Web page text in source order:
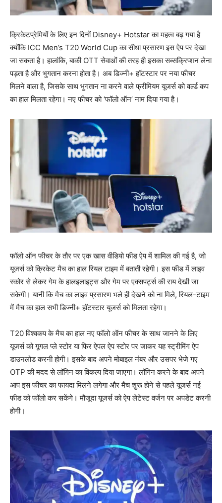
क्रिकेटप्रेमियों के लिए इन दिनों Disney+ Hotstar का महत्व बढ़ गया है
क्योंकि ICC Men’s T20 World Cup का सीधा प्रसारण इस ऐप पर देखा
जा सकता है। हालांकि, बाकी OTT सेवाओं की तरह ही इसका सब्सक्रिप्शन लेना
पड़ता है और भुगतान करना होता है। अब डिज्नी+ हॉटस्टार पर नया फीचर
मिलने वाला है, जिसके साथ भुगतान ना करने वाले फ्रीमियम यूजर्स को वर्ल्ड कप
का हाल मिलता रहेगा। नए फीचर को ‘फॉलो ऑन’ नाम दिया गया है।
फॉलो ऑन फीचर के तौर पर एक खास वीडियो फीड ऐप में शामिल की गई है, जो
यूजर्स को क्रिकेट मैच का हाल रियल टाइम में बताती रहेगी। इस फीड में लाइव
स्कोर से लेकर गेम के हालइलाइट्स और गेम पर एक्सपर्ट्स की राय देखी जा
सकेगी। यानी कि मैच का लाइव प्रसारण भले ही देखने को ना मिले, रियल-टाइम
में मैच का हाल सभी डिज्नी+ हॉटस्टार यूजर्स को मिलता रहेगा।
T20 विश्वकप के मैच का हाल नए फॉलो ऑन फीचर के साथ जानने के लिए
यूजर्स को गूगल प्ले स्टोर या फिर ऐपल ऐप स्टोर पर जाकर यह स्ट्रीमिंग ऐप
डाउनलोड करनी होगी। इसके बाद अपने मोबाइल नंबर और उसपर भेजे गए
OTP की मदद से लॉगिन का विकल्प दिया जाएगा। लॉगिन करने के बाद अपने
आप इस फीचर का फायदा मिलने लगेगा और मैच शुरू होने से पहले यूजर्स नई
फीड को फॉलो कर सकेंगे। मौजूदा यूजर्स को ऐप लेटेस्ट वर्जन पर अपडेट करनी
होगी।